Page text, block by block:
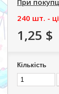
При
240 шт. -
1,25 $
Кількість